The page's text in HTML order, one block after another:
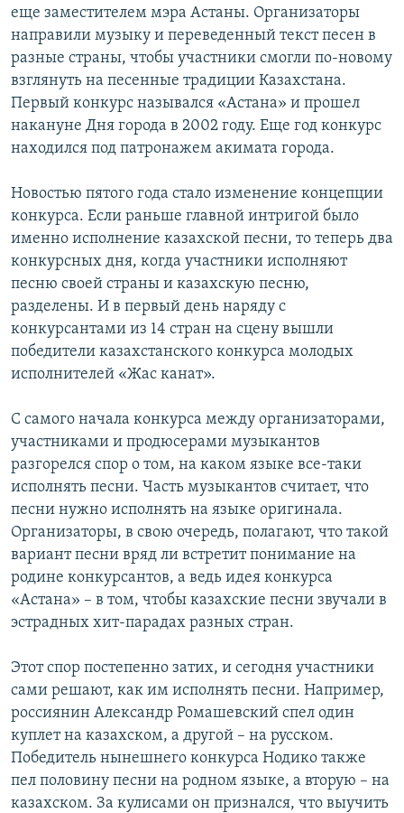
еще заместителем мэра Астаны. Организаторы
направили музыку и переведенный текст песен в
разные страны, чтобы участники смогли по-новому
взглянуть на песенные традиции Казахстана.
Первый конкурс назывался «Астана» и прошел
накануне Дня города в 2002 году. Еще год конкурс
находился под патронажем акимата города.
Новостью пятого года стало изменение концепции
конкурса. Если раньше главной интригой было
именно исполнение казахской песни, то теперь два
конкурсных дня, когда участники исполняют
песню своей страны и казахскую песню,
разделены. И в первый день наряду с
конкурсантами из 14 стран на сцену вышли
победители казахстанского конкурса молодых
исполнителей «Жас канат».
С самого начала конкурса между организаторами,
участниками и продюсерами музыкантов
разгорелся спор о том, на каком языке все-таки
исполнять песни. Часть музыкантов считает, что
песни нужно исполнять на языке оригинала.
Организаторы, в свою очередь, полагают, что такой
вариант песни вряд ли встретит понимание на
родине конкурсантов, а ведь идея конкурса
«Астана» – в том, чтобы казахские песни звучали в
эстрадных хит-парадах разных стран.
Этот спор постепенно затих, и сегодня участники
сами решают, как им исполнять песни. Например,
россиянин Александр Ромашевский спел один
куплет на казахском, а другой – на русском.
Победитель нынешнего конкурса Нодико также
пел половину песни на родном языке, а вторую – на
казахском. За кулисами он признался, что выучить